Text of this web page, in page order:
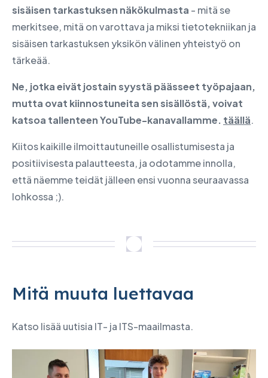
sisäisen tarkastuksen näkökulmasta - mitä se
merkitsee, mitä on varottava ja miksi tietotekniikan ja
sisäisen tarkastuksen yksikön välinen yhteistyö on
tärkeää.
Ne, jotka eivät jostain syystä päässeet työpajaan,
mutta ovat kiinnostuneita sen sisällöstä, voivat
katsoa tallenteen YouTube-kanavallamme. täällä.
Kiitos kaikille ilmoittautuneille osallistumisesta ja
positiivisesta palautteesta, ja odotamme innolla,
että näemme teidät jälleen ensi vuonna seuraavassa
lohkossa ;).
Mitä muuta luettavaa
Katso lisää uutisia IT- ja ITS-maailmasta.